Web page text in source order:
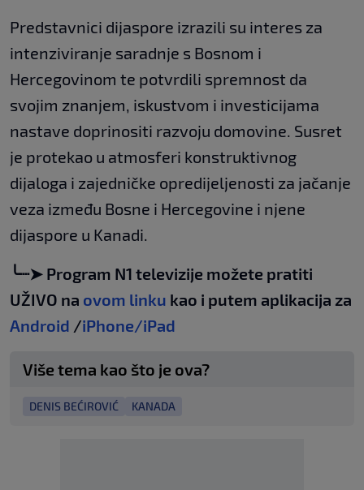
Predstavnici dijaspore izrazili su interes za
intenziviranje saradnje s Bosnom i
Hercegovinom te potvrdili spremnost da
svojim znanjem, iskustvom i investicijama
nastave doprinositi razvoju domovine. Susret
je protekao u atmosferi konstruktivnog
dijaloga i zajedničke opredijeljenosti za jačanje
veza između Bosne i Hercegovine i njene
dijaspore u Kanadi.
╰┈➤ Program N1 televizije možete pratiti
UŽIVO na ovom linku kao i putem aplikacija za
Android /iPhone/iPad
Više tema kao što je ova?
DENIS BEĆIROVIĆ KANADA